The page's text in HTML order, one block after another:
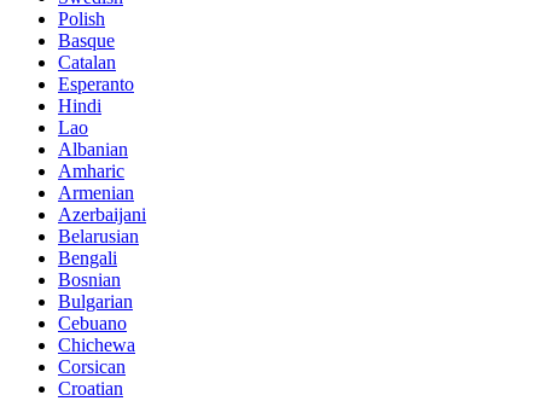
Polish
Basque
Catalan
Esperanto
Hindi
Lao
Albanian
Amharic
Armenian
Azerbaijani
Belarusian
Bengali
Bosnian
Bulgarian
Cebuano
Chichewa
Corsican
Croatian